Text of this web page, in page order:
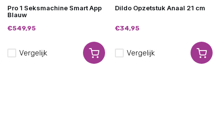
Pro 1 Seksmachine Smart App
Blauw
€549,95
Vergelijk
Dildo Opzetstuk Anaal 21 cm
€34,95
Vergelijk